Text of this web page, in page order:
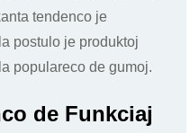
tendenco je
postulo je produktoj
populareco de gumoj.
de Funkciaj